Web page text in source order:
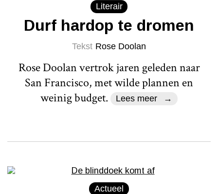
Literair
Durf hardop te dromen
Tekst Rose Doolan
Rose Doolan vertrok jaren geleden naar
San Francisco, met wilde plannen en
weinig budget.
Lees meer
Actueel